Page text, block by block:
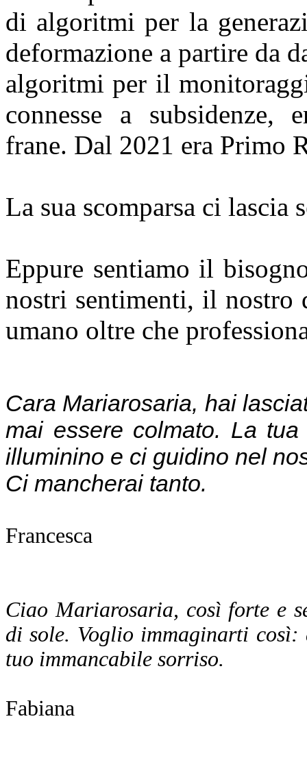
di algoritmi per la
deformazione a partire da
algoritmi per il
connesse a subsidenze,
frane. Dal 2021 era Primo
La sua scomparsa ci
Eppure sentiamo il
nostri sentimenti, il nostro
umano oltre che
Cara Mariarosaria, hai
mai essere colmato. La
illuminino e ci guidino nel
Ci mancherai tanto.
Francesca
Ciao Mariarosaria, così forte e
di sole. Voglio immaginarti
tuo immancabile sorriso.
Fabiana